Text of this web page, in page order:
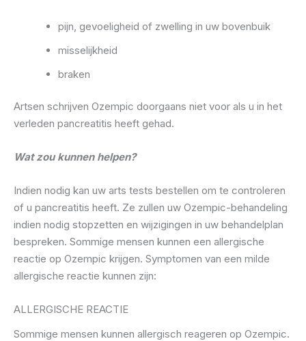
pijn, gevoeligheid of zwelling in uw bovenbuik
misselijkheid
braken
Artsen schrijven Ozempic doorgaans niet voor als u in het
verleden pancreatitis heeft gehad.
Wat zou kunnen helpen?
Indien nodig kan uw arts tests bestellen om te controleren
of u pancreatitis heeft. Ze zullen uw Ozempic-behandeling
indien nodig stopzetten en wijzigingen in uw behandelplan
bespreken. Sommige mensen kunnen een allergische
reactie op Ozempic krijgen. Symptomen van een milde
allergische reactie kunnen zijn:
ALLERGISCHE REACTIE
Sommige mensen kunnen allergisch reageren op Ozempic.